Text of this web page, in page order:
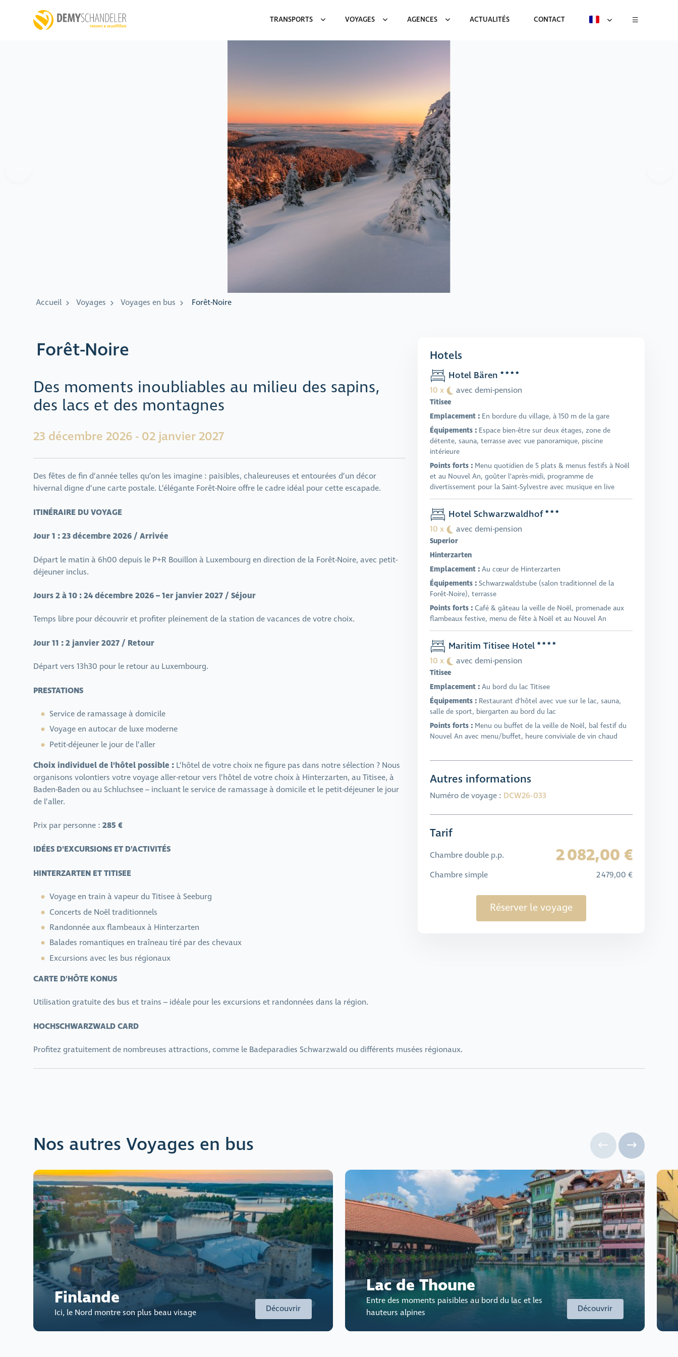
TRANSPORTS VOYAGES AGENCES ACTUALITÉS CONTACT
Accueil Voyages Voyages en bus Forêt-Noire
Hotels
Hotel Bären
10 x avec demi-pension
Titisee
Emplacement : En bordure du village, à 150 m de la gare
Équipements : Espace bien-être sur deux étages, zone de
détente, sauna, terrasse avec vue panoramique, piscine
intérieure
Points forts : Menu quotidien de 5 plats & menus festifs à Noël
et au Nouvel An, goûter l’après-midi, programme de
divertissement pour la Saint-Sylvestre avec musique en live
Hotel Schwarzwaldhof
10 x avec demi-pension
Superior
Hinterzarten
Emplacement : Au cœur de Hinterzarten
Équipements : Schwarzwaldstube (salon traditionnel de la
Forêt-Noire), terrasse
Points forts : Café & gâteau la veille de Noël, promenade aux
flambeaux festive, menu de fête à Noël et au Nouvel An
Maritim Titisee Hotel
10 x avec demi-pension
Titisee
Emplacement : Au bord du lac Titisee
Équipements : Restaurant d’hôtel avec vue sur le lac, sauna,
salle de sport, biergarten au bord du lac
Points forts : Menu ou buffet de la veille de Noël, bal festif du
Nouvel An avec menu/buffet, heure conviviale de vin chaud
Autres informations
Numéro de voyage : DCW26-033
Tarif
Chambre double p.p. 2 082,00 €
Chambre simple 2 479,00 €
Réserver le voyage
Forêt-Noire
Des moments inoubliables au milieu des sapins,
des lacs et des montagnes
23 décembre 2026 - 02 janvier 2027
Des fêtes de fin d’année telles qu’on les imagine : paisibles, chaleureuses et entourées d’un décor
hivernal digne d’une carte postale. L’élégante Forêt-Noire offre le cadre idéal pour cette escapade.
ITINÉRAIRE DU VOYAGE
Jour 1 : 23 décembre 2026 / Arrivée
Départ le matin à 6h00 depuis le P+R Bouillon à Luxembourg en direction de la Forêt-Noire, avec petit-
déjeuner inclus.
Jours 2 à 10 : 24 décembre 2026 – 1er janvier 2027 / Séjour
Temps libre pour découvrir et profiter pleinement de la station de vacances de votre choix.
Jour 11 : 2 janvier 2027 / Retour
Départ vers 13h30 pour le retour au Luxembourg.
PRESTATIONS
Service de ramassage à domicile
Voyage en autocar de luxe moderne
Petit-déjeuner le jour de l’aller
Choix individuel de l'hôtel possible : L’hôtel de votre choix ne figure pas dans notre sélection ? Nous
organisons volontiers votre voyage aller-retour vers l’hôtel de votre choix à Hinterzarten, au Titisee, à
Baden-Baden ou au Schluchsee – incluant le service de ramassage à domicile et le petit-déjeuner le jour
de l’aller.
Prix par personne : 285 €
IDÉES D'EXCURSIONS ET D'ACTIVITÉS
HINTERZARTEN ET TITISEE
Voyage en train à vapeur du Titisee à Seeburg
Concerts de Noël traditionnels
Randonnée aux flambeaux à Hinterzarten
Balades romantiques en traîneau tiré par des chevaux
Excursions avec les bus régionaux
CARTE D'HÔTE KONUS
Utilisation gratuite des bus et trains – idéale pour les excursions et randonnées dans la région.
HOCHSCHWARZWALD CARD
Profitez gratuitement de nombreuses attractions, comme le Badeparadies Schwarzwald ou différents musées régionaux.
Nos autres Voyages en bus
Finlande
Ici, le Nord montre son plus beau visage Découvrir
Lac de Thoune
Entre des moments paisibles au bord du lac et les
hauteurs alpines
Découvrir